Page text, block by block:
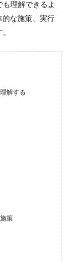
理解できるよ
的な施策、実行
解する
策